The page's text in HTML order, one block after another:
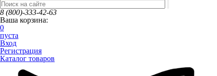
8 (800)-333-42-63
Ваша корзина:
0
пуста
Вход
Регистрация
Каталог товаров